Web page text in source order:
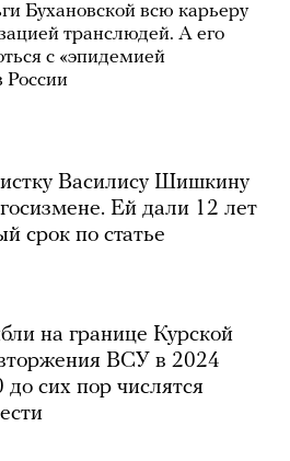
Бухановской всю карьеру
транслюдей. А его
с «эпидемией
России
Василису Шишкину
Ей дали 12 лет
срок по статье
на границе Курской
ВСУ в 2024
сих пор числятся